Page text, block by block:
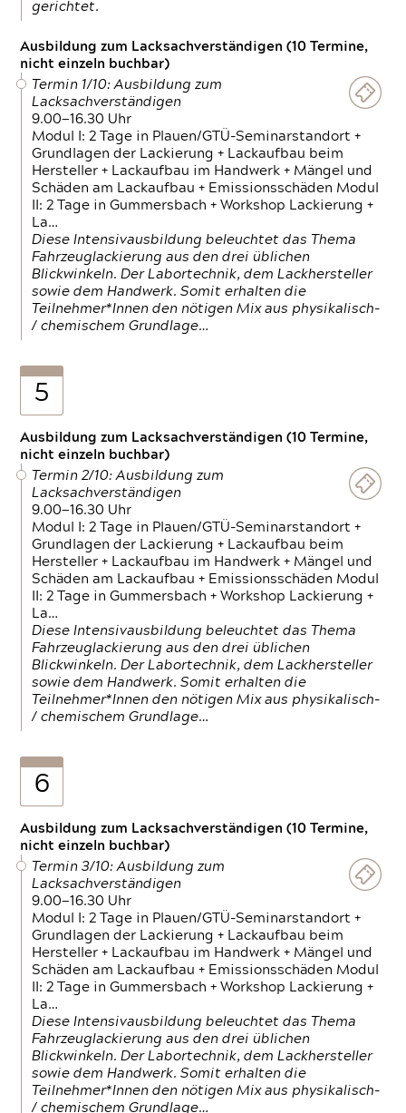
gerichtet.
Ausbildung zum Lacksachverständigen (10 Termine,
nicht einzeln buchbar)
Termin 1/10: Ausbildung zum
Lacksachverständigen
9.00—16.30 Uhr
Modul I: 2 Tage in Plauen/GTÜ-Seminarstandort +
Grundlagen der Lackierung + Lackaufbau beim
Hersteller + Lackaufbau im Handwerk + Mängel und
Schäden am Lackaufbau + Emissionsschäden Modul
II: 2 Tage in Gummersbach + Workshop Lackierung +
La…
Diese Intensivausbildung beleuchtet das Thema
Fahrzeuglackierung aus den drei üblichen
Blickwinkeln. Der Labortechnik, dem Lackhersteller
sowie dem Handwerk. Somit erhalten die
Teilnehmer*Innen den nötigen Mix aus physikalisch-
/ chemischem Grundlage…
5
Ausbildung zum Lacksachverständigen (10 Termine,
nicht einzeln buchbar)
Termin 2/10: Ausbildung zum
Lacksachverständigen
9.00—16.30 Uhr
Modul I: 2 Tage in Plauen/GTÜ-Seminarstandort +
Grundlagen der Lackierung + Lackaufbau beim
Hersteller + Lackaufbau im Handwerk + Mängel und
Schäden am Lackaufbau + Emissionsschäden Modul
II: 2 Tage in Gummersbach + Workshop Lackierung +
La…
Diese Intensivausbildung beleuchtet das Thema
Fahrzeuglackierung aus den drei üblichen
Blickwinkeln. Der Labortechnik, dem Lackhersteller
sowie dem Handwerk. Somit erhalten die
Teilnehmer*Innen den nötigen Mix aus physikalisch-
/ chemischem Grundlage…
6
Ausbildung zum Lacksachverständigen (10 Termine,
nicht einzeln buchbar)
Termin 3/10: Ausbildung zum
Lacksachverständigen
9.00—16.30 Uhr
Modul I: 2 Tage in Plauen/GTÜ-Seminarstandort +
Grundlagen der Lackierung + Lackaufbau beim
Hersteller + Lackaufbau im Handwerk + Mängel und
Schäden am Lackaufbau + Emissionsschäden Modul
II: 2 Tage in Gummersbach + Workshop Lackierung +
La…
Diese Intensivausbildung beleuchtet das Thema
Fahrzeuglackierung aus den drei üblichen
Blickwinkeln. Der Labortechnik, dem Lackhersteller
sowie dem Handwerk. Somit erhalten die
Teilnehmer*Innen den nötigen Mix aus physikalisch-
/ chemischem Grundlage…